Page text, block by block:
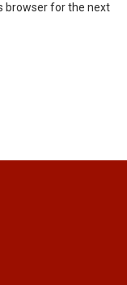
browser for the next